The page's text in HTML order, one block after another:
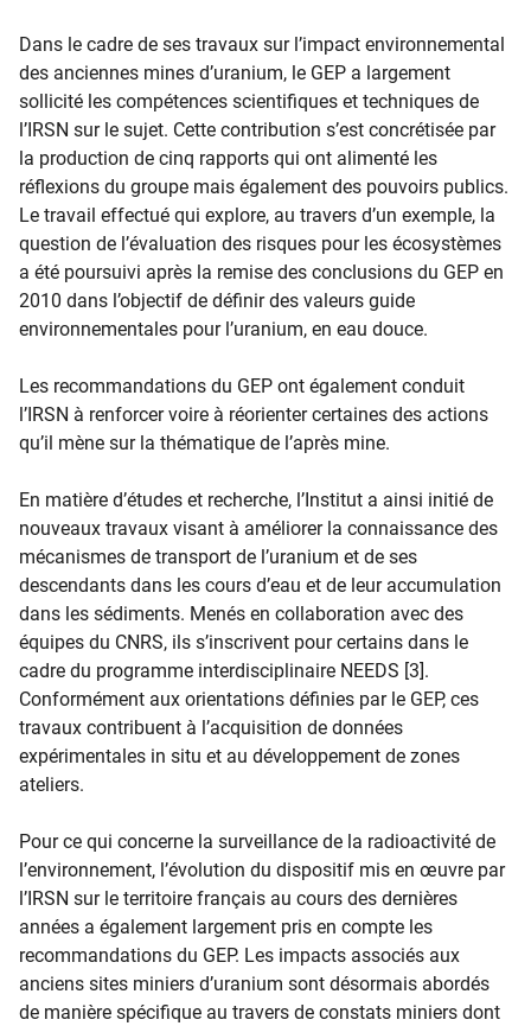
Dans le cadre de ses travaux sur l’impact environnemental
des anciennes mines d’uranium, le GEP a largement
sollicité les compétences scientifiques et techniques de
l’IRSN sur le sujet. Cette contribution s’est concrétisée par
la production de cinq rapports qui ont alim​enté les
réflexions du groupe mais également des pouvoirs publics.
Le travail effectué qui explore, au travers d’un exemple, la
question de l’évaluation des risques pour les écosystèmes
a été poursuivi après la remise des conclusions du GEP en
2010 dans l’objectif de définir des valeurs guide
environnementales pour l’uranium, en eau douce.
Les recommandations du GEP ont également conduit
l’IRSN à renforcer voire à réorienter certaines des actions
qu’il mène sur la thématique de l’après mine.
En matière d’études et recherche, l’Institut a ainsi initié de
nouveaux travaux visant à améliorer la connaissance des
mécanismes de transport de l’uranium et de ses
descendants dans les cours d’eau et de leur accumulation
dans les sédiments. Menés en collaboration avec des
équipes du CNRS, ils s’inscrivent pour certains dans le
cadre du programme interdisciplinaire NEEDS [3].
Conformément aux orientations définies par le GEP, ces
travaux contribuent à l’acquisition de données
expérimentales in situ et au développement de zones
ateliers.
Pour ce qui concerne la surveillance de la radioactivité de
l’environnement, l’évolution du dispositif mis en œuvre par
l’IRSN sur le territoire français au cours des dernières
années a également largement pris en compte les
recommandations du GEP. Les impacts associés aux
anciens sites miniers d’uranium sont désormais abordés
de manière spécifique au travers de constats miniers dont